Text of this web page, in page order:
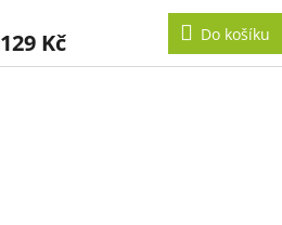
129 Kč Do košíku